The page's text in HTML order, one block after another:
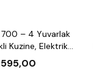
700 – 4 Yuvarlak
Kuzine, Elektrikli
(372016)